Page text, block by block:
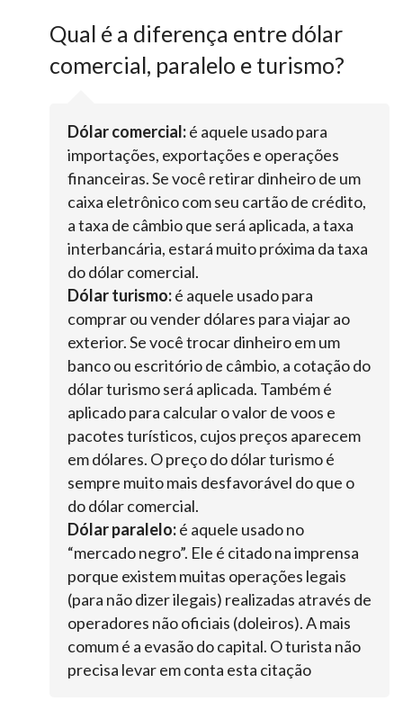
Qual é a diferença entre dólar
comercial, paralelo e turismo?
Dólar comercial:é aquele usado para
importações, exportações e operações
financeiras. Se você retirar dinheiro de um
caixa eletrônico com seu cartão de crédito,
a taxa de câmbio que será aplicada, a taxa
interbancária, estará muito próxima da taxa
do dólar comercial.
Dólar turismo:é aquele usado para
comprar ou vender dólares para viajar ao
exterior. Se você trocar dinheiro em um
banco ou escritório de câmbio, a cotação do
dólar turismo será aplicada. Também é
aplicado para calcular o valor de voos e
pacotes turísticos, cujos preços aparecem
em dólares. O preço do dólar turismo é
sempre muito mais desfavorável do que o
do dólar comercial.
Dólar paralelo:é aquele usado no
“mercado negro”. Ele é citado na imprensa
porque existem muitas operações legais
(para não dizer ilegais) realizadas através de
operadores não oficiais (doleiros). A mais
comum é a evasão do capital. O turista não
precisa levar em conta esta citação